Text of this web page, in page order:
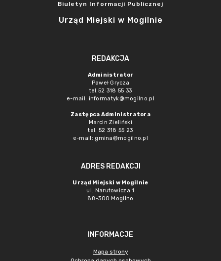
Biuletyn Informacji Publicznej
Urząd Miejski w Mogilnie
REDAKCJA
Administrator
Paweł Grycza
tel.52 318 55 33
e-mail: informatyk@mogilno.pl
Zastępca Administratora
Marcin Zieliński
tel. 52 318 55 23
e-mail: gmina@mogilno.pl
ADRES REDAKCJI
Urząd Miejski w Mogilnie
ul. Narutowicza 1
88-300 Mogilno
INFORMACJE
Mapa strony